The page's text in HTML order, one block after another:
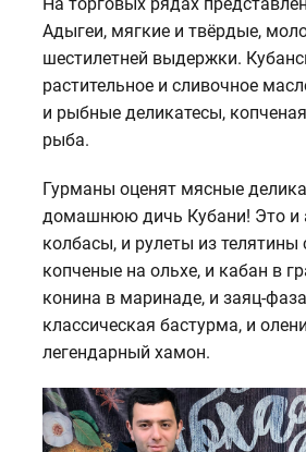
Адыгеи, мягкие и твёрдые,
шестилетней выдержки.
растительное и сливочное
и рыбные деликатесы,
рыба.
Гурманы оценят мясные
домашнюю дичь Кубани! Это и
колбасы, и рулеты из телятины
копченые на ольхе, и кабан в
конина в маринаде, и заяц-
классическая бастурма, и
легендарный хамон.